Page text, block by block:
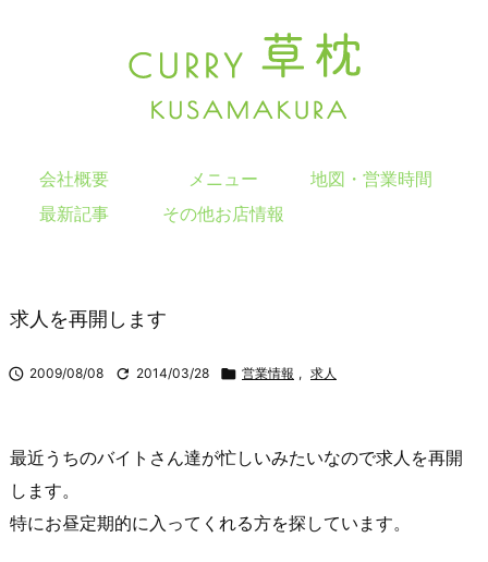
会社概要 メニュー
地図・営業時間
最新記事
その他お店情報
求人を再開します
 2009/08/08  2014/03/28  営業情報 , 求人
最近うちのバイトさん達が忙しいみたいなので求人を再開
します。
特にお昼定期的に入ってくれる方を探しています。